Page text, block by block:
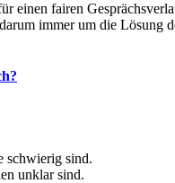
einen fairen
immer um die Lösung
schwierig sind.
unklar sind.